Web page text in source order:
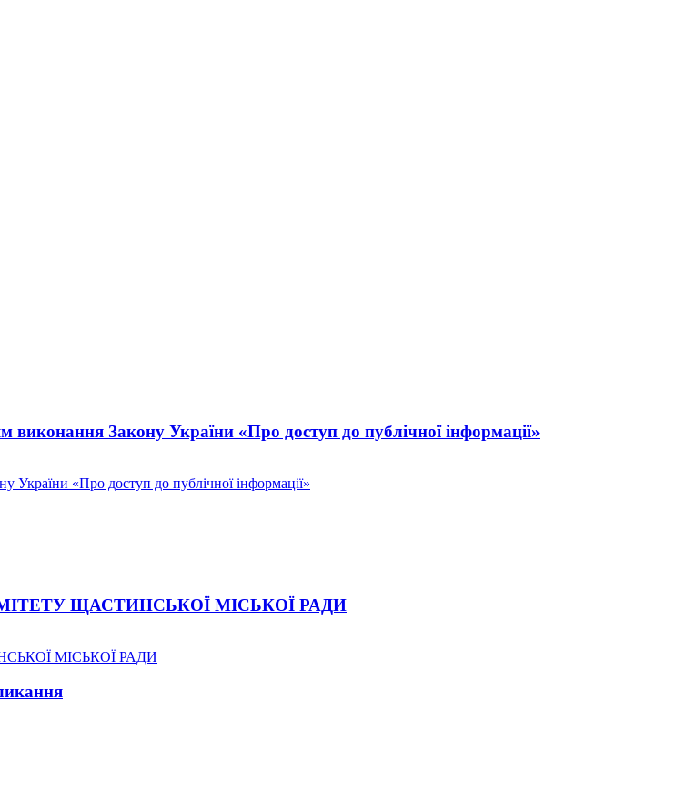
виконання Закону України «Про доступ до публічної інформації»
України «Про доступ до публічної інформації»
ЩАСТИНСЬКОЇ МІСЬКОЇ РАДИ
МІСЬКОЇ РАДИ